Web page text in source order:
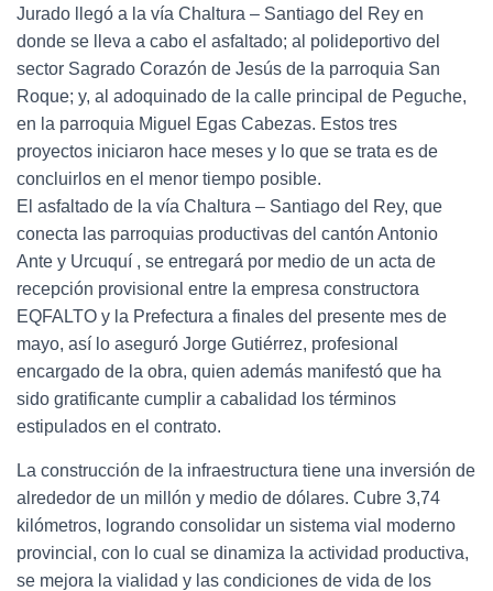
Jurado llegó a la vía Chaltura – Santiago del Rey en
donde se lleva a cabo el asfaltado; al polideportivo del
sector Sagrado Corazón de Jesús de la parroquia San
Roque; y, al adoquinado de la calle principal de Peguche,
en la parroquia Miguel Egas Cabezas. Estos tres
proyectos iniciaron hace meses y lo que se trata es de
concluirlos en el menor tiempo posible.
El asfaltado de la vía Chaltura – Santiago del Rey, que
conecta las parroquias productivas del cantón Antonio
Ante y Urcuquí , se entregará por medio de un acta de
recepción provisional entre la empresa constructora
EQFALTO y la Prefectura a finales del presente mes de
mayo, así lo aseguró Jorge Gutiérrez, profesional
encargado de la obra, quien además manifestó que ha
sido gratificante cumplir a cabalidad los términos
estipulados en el contrato.
La construcción de la infraestructura tiene una inversión de
alrededor de un millón y medio de dólares. Cubre 3,74
kilómetros, logrando consolidar un sistema vial moderno
provincial, con lo cual se dinamiza la actividad productiva,
se mejora la vialidad y las condiciones de vida de los